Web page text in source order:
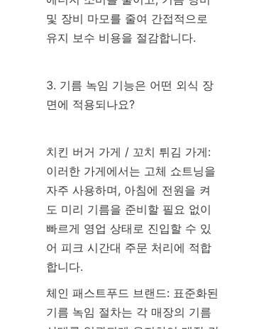
및 장비 마모를 줄여 간접적으로
유지 보수 비용을 절감합니다.
3. 기름 녹임 기능은 어떤 외식 장
면에 적용되나요?
치킨 버거 가게 / 꼬치 튀김 가게:
이러한 가게에서는 고체 쇼트닝을
자주 사용하며, 아침에 전원을 켜
도 미리 기름을 준비할 필요 없이
빠르게 영업 상태로 진입할 수 있
어 피크 시간대 주문 처리에 적합
합니다.
체인 패스트푸드 브랜드: 표준화된
기름 녹임 절차는 각 매장의 기름